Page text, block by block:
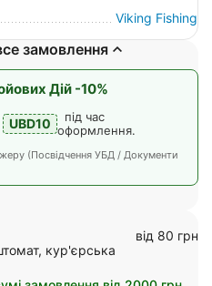
Viking Fishing
замовлення
Дій -10%
UBD10
під час
оформлення.
(Посвідчення УБД / Документи
кур'єрська
від 80 грн